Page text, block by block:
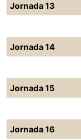
Jornada 13
Jornada 14
Jornada 15
Jornada 16